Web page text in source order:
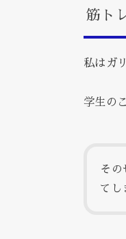
筋ト
私はガ
学生の
その
てし